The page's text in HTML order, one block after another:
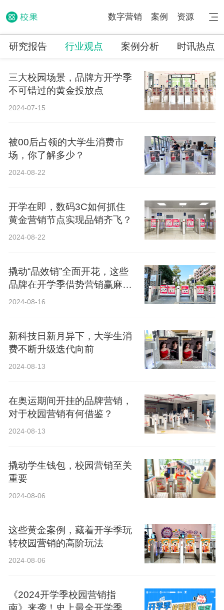
数字营销 案例 资源
研究报告 行业观点 案例分析 时讯热点
三大校园场景，品牌方开学季
不可错过的黄金投放点
2024-07-15
被00后占领的大学生消费市
场，你了解多少？
2024-08-22
开学在即，数码3C如何抓住
黄金营销节点实现品销齐飞？
2024-08-22
撬动“品效销”全面开花，这些
品牌在开学季借势营销赢麻
了！
2024-08-16
新科技日新月异下，大学生消
费不断升级迭代向前
2024-08-13
在奥运期间开挂的品牌营销，
对于校园营销有何借鉴？
2024-08-13
撬动学生钱包，校园营销至关
重要
2024-08-06
这些黄金案例，藏着开学季玩
转校园营销的高阶玩法
2024-08-06
《2024开学季校园营销指
南》来袭！史上最全开学季营